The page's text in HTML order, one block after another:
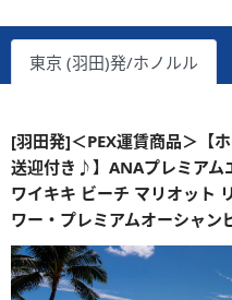
東京 (羽田)発/ホノルル
[羽田発]＜PEX運賃商品＞【
送迎付き♪】ANAプレミアム
ワイキキ ビーチ マリオット
ワー・プレミアムオーシャン